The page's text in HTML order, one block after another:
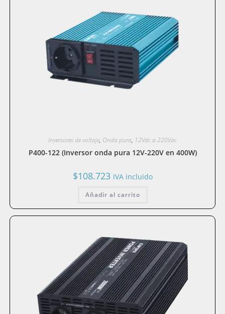
Inversores de voltaje, Onda pura, 12Vdc a 220Vac
P400-122 (Inversor onda pura 12V-220V en 400W)
$108.723 IVA incluido
Añadir al carrito